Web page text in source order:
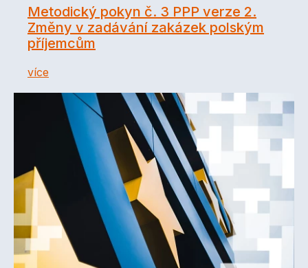
Metodický pokyn č. 3 PPP verze 2.
Změny v zadávání zakázek polským
příjemcům
více